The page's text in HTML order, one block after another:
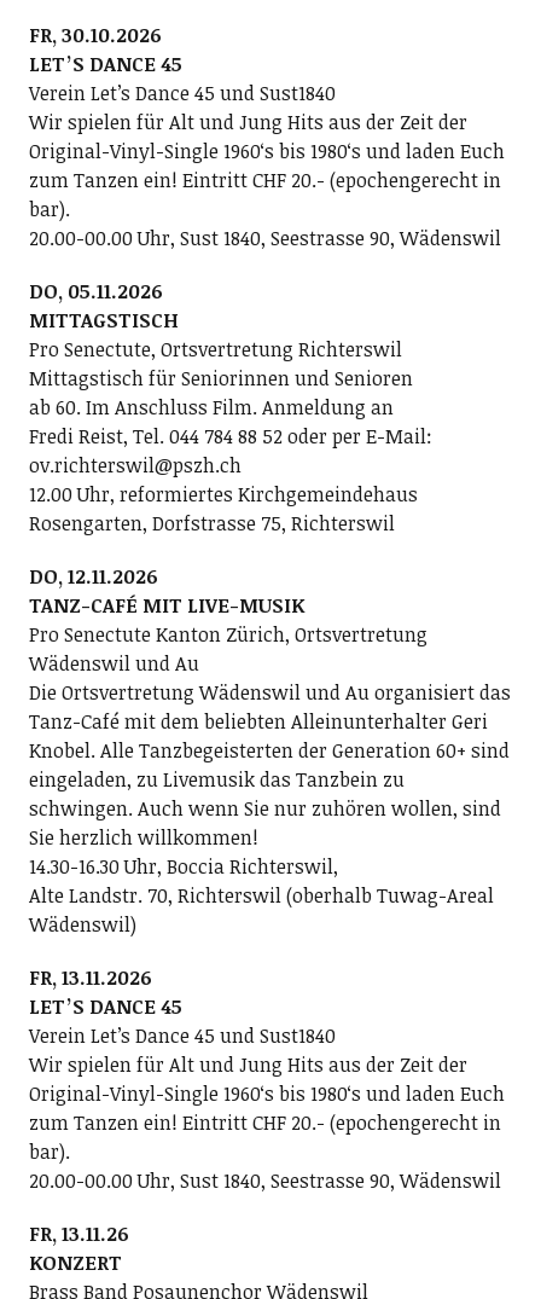
FR, 30.10.2026
LETʼS DANCE 45
Verein Letʼs Dance 45 und Sust1840
Wir spielen für Alt und Jung Hits aus der Zeit der
Original-Vinyl-Single 1960ʻs bis 1980ʻs und laden Euch
zum Tanzen ein! Eintritt CHF 20.- (epochengerecht in
bar).
20.00-00.00 Uhr, Sust 1840, Seestrasse 90, Wädenswil
DO, 05.11.2026
MITTAGSTISCH
Pro Senectute, Ortsvertretung Richterswil
Mittagstisch für Seniorinnen und Senioren
ab 60. Im Anschluss Film. Anmeldung an
Fredi Reist, Tel. 044 784 88 52 oder per E-Mail:
ov.richterswil@pszh.ch
12.00 Uhr, reformiertes Kirchgemeindehaus
Rosengarten, Dorfstrasse 75, Richterswil
DO, 12.11.2026
TANZ-CAFÉ MIT LIVE-MUSIK
Pro Senectute Kanton Zürich, Ortsvertretung
Wädenswil und Au
Die Ortsvertretung Wädenswil und Au organisiert das
Tanz-Café mit dem beliebten Alleinunterhalter Geri
Knobel. Alle Tanzbegeisterten der Generation 60+ sind
eingeladen, zu Livemusik das Tanzbein zu
schwingen. Auch wenn Sie nur zuhören wollen, sind
Sie herzlich willkommen!
14.30-16.30 Uhr, Boccia Richterswil,
Alte Landstr. 70, Richterswil (oberhalb Tuwag-Areal
Wädenswil)
FR, 13.11.2026
LETʼS DANCE 45
Verein Letʼs Dance 45 und Sust1840
Wir spielen für Alt und Jung Hits aus der Zeit der
Original-Vinyl-Single 1960ʻs bis 1980ʻs und laden Euch
zum Tanzen ein! Eintritt CHF 20.- (epochengerecht in
bar).
20.00-00.00 Uhr, Sust 1840, Seestrasse 90, Wädenswil
FR, 13.11.26
KONZERT
Brass Band Posaunenchor Wädenswil